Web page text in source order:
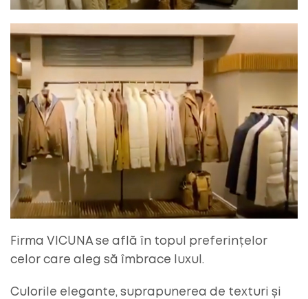
Firma VICUNA se află în topul preferințelor
celor care aleg să îmbrace luxul.
Culorile elegante, suprapunerea de texturi și